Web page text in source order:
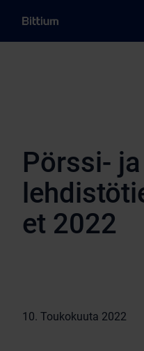
Pörssi- ja
et 2022
10. Toukokuuta 2022